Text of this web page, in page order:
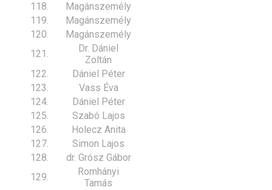
118.
Magánszemély
119.
Magánszemély
120.
Magánszemély
121.
Dr. Dániel
Zoltán
122.
Dániel Péter
123.
Vass Éva
124.
Dániel Péter
125.
Szabó Lajos
126.
Holecz Anita
127.
Simon Lajos
128.
dr. Grósz Gábor
129.
Romhányi
Tamás